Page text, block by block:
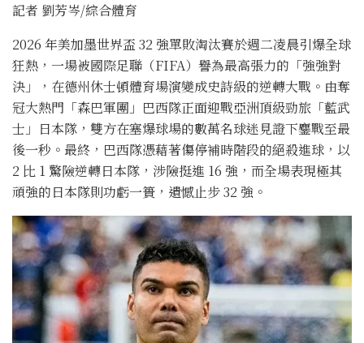
記者 劉芳岑/綜合體育
2026 年美加墨世界盃 32 強單敗淘汰賽於週二凌晨引爆全球
狂熱，一場被國際足聯（FIFA）譽為最高張力的「強強對
決」，在德州休士頓體育場演變成史詩級的逆轉大戰。由奪
冠大熱門「森巴軍團」巴西隊正面迎戰亞洲頂級勁旅「藍武
士」日本隊，雙方在塞爆球場的數萬名球迷見證下鏖戰至最
後一秒。最終，巴西隊憑藉著傷停補時階段的絕殺進球，以
2 比 1 驚險逆轉日本隊，涉險挺進 16 強，而全場表現極其
頑強的日本隊則功虧一簣，遺憾止步 32 強。